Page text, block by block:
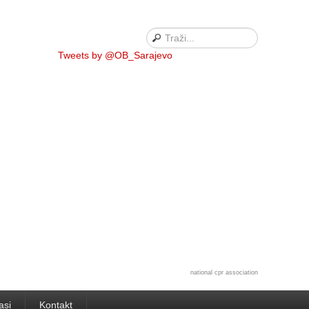
Tweets by @OB_Sarajevo
national cpr association
Kontakt